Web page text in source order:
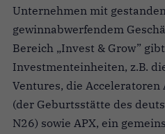
Unternehmen mit
gewinnabwerfendem
Bereich „Invest & Grow”
Investmenteinheiten, z.B.
Ventures, die Acceleratoren
(der Geburtsstätte des
N26) sowie APX, ein